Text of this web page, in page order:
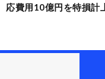
応費用10億円を特損計